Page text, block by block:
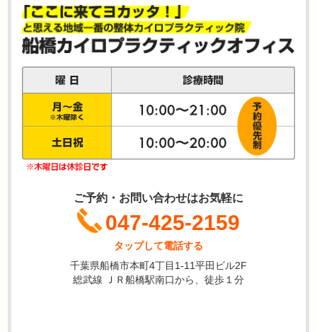
ご予約・お問い合わせはお気軽に
047-425-2159
タップして電話する
千葉県船橋市本町4丁目1-11平田ビル2F
総武線 ＪＲ船橋駅南口から、徒歩１分